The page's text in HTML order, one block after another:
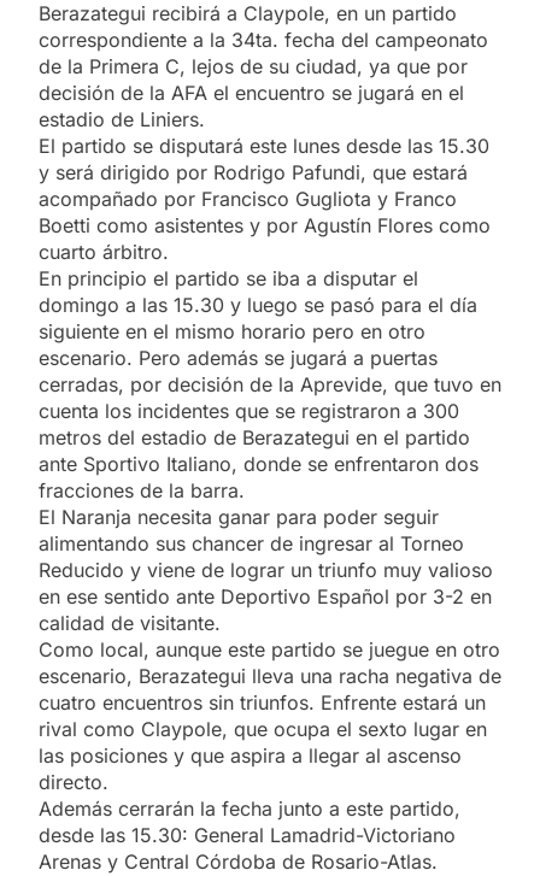
Berazategui recibirá a Claypole, en un partido
correspondiente a la 34ta. fecha del campeonato
de la Primera C, lejos de su ciudad, ya que por
decisión de la AFA el encuentro se jugará en el
estadio de Liniers.
El partido se disputará este lunes desde las 15.30
y será dirigido por Rodrigo Pafundi, que estará
acompañado por Francisco Gugliota y Franco
Boetti como asistentes y por Agustín Flores como
cuarto árbitro.
En principio el partido se iba a disputar el
domingo a las 15.30 y luego se pasó para el día
siguiente en el mismo horario pero en otro
escenario. Pero además se jugará a puertas
cerradas, por decisión de la Aprevide, que tuvo en
cuenta los incidentes que se registraron a 300
metros del estadio de Berazategui en el partido
ante Sportivo Italiano, donde se enfrentaron dos
fracciones de la barra.
El Naranja necesita ganar para poder seguir
alimentando sus chancer de ingresar al Torneo
Reducido y viene de lograr un triunfo muy valioso
en ese sentido ante Deportivo Español por 3-2 en
calidad de visitante.
Como local, aunque este partido se juegue en otro
escenario, Berazategui lleva una racha negativa de
cuatro encuentros sin triunfos. Enfrente estará un
rival como Claypole, que ocupa el sexto lugar en
las posiciones y que aspira a llegar al ascenso
directo.
Además cerrarán la fecha junto a este partido,
desde las 15.30: General Lamadrid-Victoriano
Arenas y Central Córdoba de Rosario-Atlas.